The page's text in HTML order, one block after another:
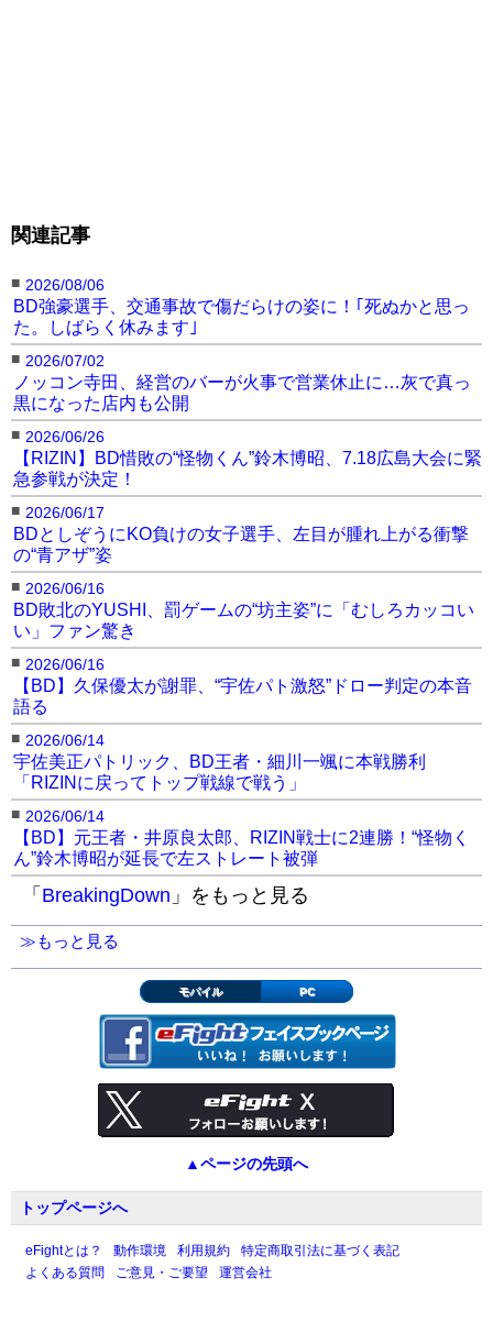
関連記事
■ 2026/08/06
BD強豪選手、交通事故で傷だらけの姿に！｢死ぬかと思っ
た。しばらく休みます｣
■ 2026/07/02
ノッコン寺田、経営のバーが火事で営業休止に…灰で真っ
黒になった店内も公開
■ 2026/06/26
【RIZIN】BD惜敗の“怪物くん”鈴木博昭、7.18広島大会に緊
急参戦が決定！
■ 2026/06/17
BDとしぞうにKO負けの女子選手、左目が腫れ上がる衝撃
の“青アザ”姿
■ 2026/06/16
BD敗北のYUSHI、罰ゲームの“坊主姿”に「むしろカッコい
い」ファン驚き
■ 2026/06/16
【BD】久保優太が謝罪、“宇佐パト激怒”ドロー判定の本音
語る
■ 2026/06/14
宇佐美正パトリック、BD王者・細川一颯に本戦勝利
「RIZINに戻ってトップ戦線で戦う」
■ 2026/06/14
【BD】元王者・井原良太郎、RIZIN戦士に2連勝！“怪物く
ん”鈴木博昭が延長で左ストレート被弾
「 BreakingDown 」をもっと見る
≫もっと見る
モバイル PC
▲ページの先頭へ
トップページへ
eFightとは？ 動作環境 利用規約
特定商取引法に基づく表記
よくある質問
ご意見・ご要望 運営会社